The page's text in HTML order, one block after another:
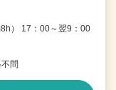
） 17：00～翌9：00
問